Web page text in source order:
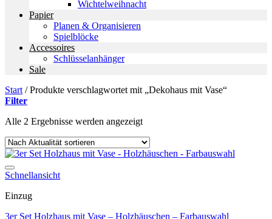
Wichtelweihnacht
Papier
Planen & Organisieren
Spielblöcke
Accessoires
Schlüsselanhänger
Sale
Start /Produkte verschlagwortet mit „Dekohaus mit Vase“
Filter
Alle 2 Ergebnisse werden angezeigtNach
sortiert
Schnellansicht
Einzug
3er Set Holzhaus mit Vase – Holzhäuschen – Farbauswahl